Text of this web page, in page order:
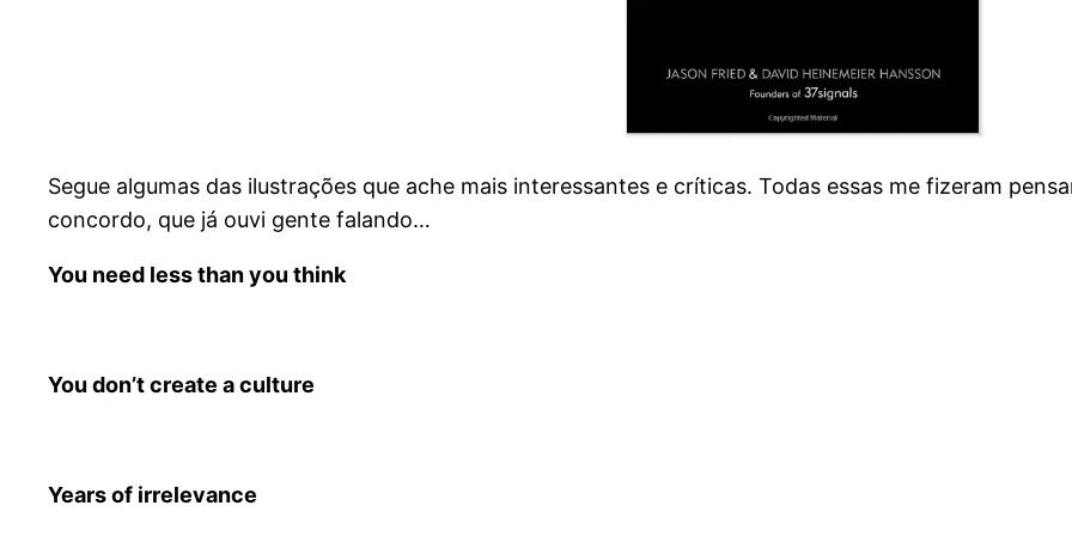
Segue algumas das ilustrações que ache mais interessantes e críticas. Todas essas me fizeram
concordo, que já ouvi gente falando…
You need less than you think
You don’t create a culture
Years of irrelevance